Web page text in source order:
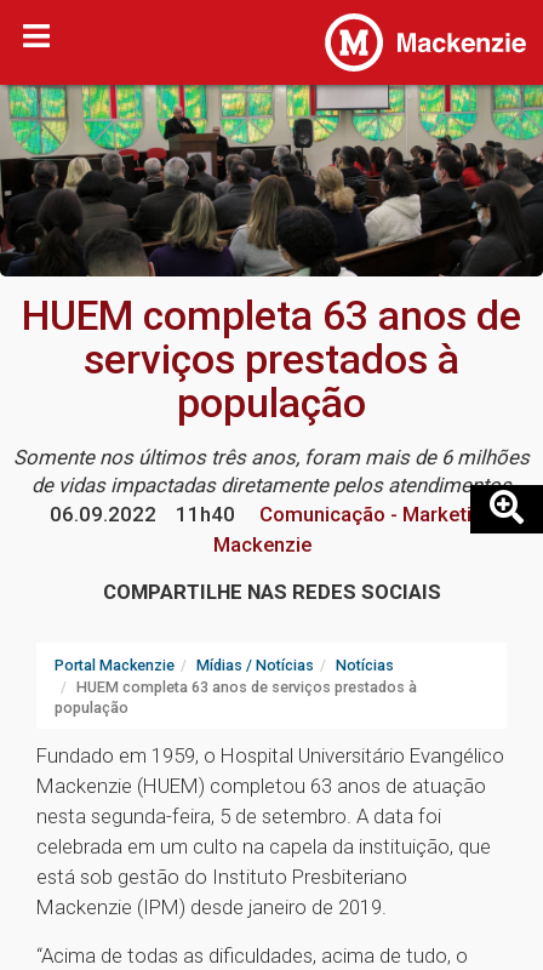
HUEM completa 63 anos de
serviços prestados à
população
Somente nos últimos três anos, foram mais de 6 milhões
de vidas impactadas diretamente pelos atendimentos
06.09.2022
11h40
Comunicação - Marketing
Mackenzie
COMPARTILHE NAS REDES SOCIAIS
Portal Mackenzie Mídias / Notícias
Notícias
HUEM completa 63 anos de serviços prestados à
população
Fundado em 1959, o Hospital Universitário Evangélico
Mackenzie (HUEM) completou 63 anos de atuação
nesta segunda-feira, 5 de setembro. A data foi
celebrada em um culto na capela da instituição, que
está sob gestão do Instituto Presbiteriano
Mackenzie (IPM) desde janeiro de 2019.
“Acima de todas as dificuldades, acima de tudo, o